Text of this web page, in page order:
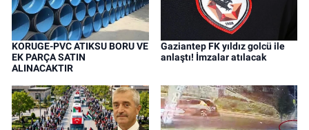
KORUGE-PVC ATIKSU BORU VE
EK PARÇA SATIN
ALINACAKTIR
Gaziantep FK yıldız golcü ile
anlaştı! İmzalar atılacak